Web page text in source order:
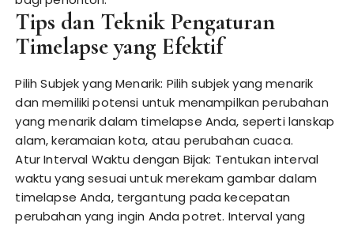
Tips dan Teknik Pengaturan
Timelapse yang Efektif
Pilih Subjek yang Menarik: Pilih subjek yang menarik
dan memiliki potensi untuk menampilkan perubahan
yang menarik dalam timelapse Anda, seperti lanskap
alam, keramaian kota, atau perubahan cuaca.
Atur Interval Waktu dengan Bijak: Tentukan interval
waktu yang sesuai untuk merekam gambar dalam
timelapse Anda, tergantung pada kecepatan
perubahan yang ingin Anda potret. Interval yang